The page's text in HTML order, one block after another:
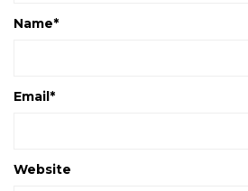
Name*
Email*
Website